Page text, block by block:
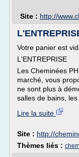
Site : http://
Votre panier est
L'ENTREPRISE
Les Cheminées
marché, vous
ne sont plus à
salles de bains, les
Lire la suite
Site : http://
Thèmes liés :